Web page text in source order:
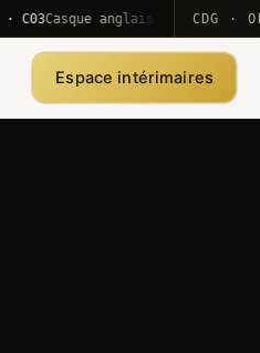
Casque anglais positionné ·CDG ·
Espace intérimaires